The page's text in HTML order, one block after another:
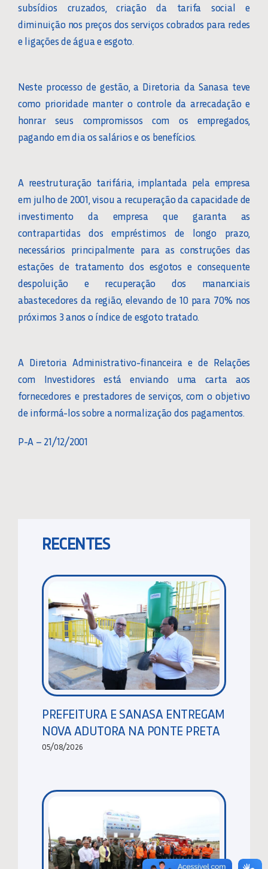
subsídios cruzados, criação da tarifa social e
diminuição nos preços dos serviços cobrados para redes
e ligações de água e esgoto.
Neste processo de gestão, a Diretoria da Sanasa teve
como prioridade manter o controle da arrecadação e
honrar seus compromissos com os empregados,
pagando em dia os salários e os benefícios.
A reestruturação tarifária, implantada pela empresa
em julho de 2001, visou a recuperação da capacidade de
investimento da empresa que garanta as
contrapartidas dos empréstimos de longo prazo,
necessários principalmente para as construções das
estações de tratamento dos esgotos e consequente
despoluição e recuperação dos mananciais
abastecedores da região, elevando de 10 para 70% nos
próximos 3 anos o índice de esgoto tratado.
A Diretoria Administrativo-financeira e de Relações
com Investidores está enviando uma carta aos
fornecedores e prestadores de serviços, com o objetivo
de informá-los sobre a normalização dos pagamentos.
P-A – 21/12/2001
RECENTES
PREFEITURA E SANASA ENTREGAM
NOVA ADUTORA NA PONTE PRETA
05/08/2026